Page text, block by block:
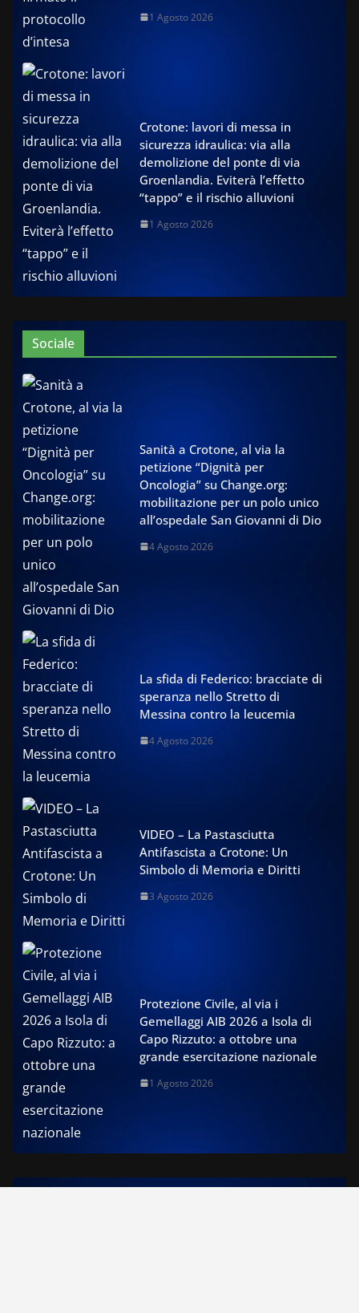
1 Agosto 2026
Crotone: lavori di messa in
sicurezza idraulica: via alla
demolizione del ponte di via
Groenlandia. Eviterà l’effetto
“tappo” e il rischio alluvioni
1 Agosto 2026
Sociale
Sanità a Crotone, al via la
petizione “Dignità per
Oncologia” su Change.org:
mobilitazione per un polo unico
all’ospedale San Giovanni di Dio
4 Agosto 2026
La sfida di Federico: bracciate di
speranza nello Stretto di
Messina contro la leucemia
4 Agosto 2026
VIDEO – La Pastasciutta
Antifascista a Crotone: Un
Simbolo di Memoria e Diritti
3 Agosto 2026
Protezione Civile, al via i
Gemellaggi AIB 2026 a Isola di
Capo Rizzuto: a ottobre una
grande esercitazione nazionale
1 Agosto 2026